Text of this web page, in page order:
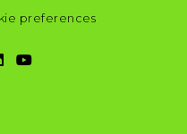
preferences